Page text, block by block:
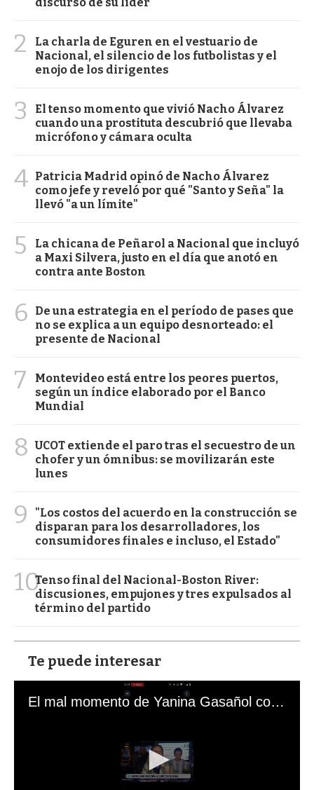
2
La charla de Eguren en el vestuario de
Nacional, el silencio de los futbolistas y el
enojo de los dirigentes
3
El tenso momento que vivió Nacho Álvarez
cuando una prostituta descubrió que llevaba
micrófono y cámara oculta
4 Patricia Madrid opinó de Nacho Álvarez
como jefe y reveló por qué "Santo y Seña" la
llevó "a un límite"
5
La chicana de Peñarol a Nacional que incluyó
a Maxi Silvera, justo en el día que anotó en
contra ante Boston
6
De una estrategia en el período de pases que
no se explica a un equipo desnorteado: el
presente de Nacional
7
Montevideo está entre los peores puertos,
según un índice elaborado por el Banco
Mundial
8 UCOT extiende el paro tras el secuestro de un
chofer y un ómnibus: se movilizarán este
lunes
9
"Los costos del acuerdo en la construcción se
disparan para los desarrolladores, los
consumidores finales e incluso, el Estado"
10Tenso final del Nacional-Boston River:
discusiones, empujones y tres expulsados al
término del partido
Te puede interesar
El mal momento de Yanina Gasañol con un hincha argentino en "Subrayado"